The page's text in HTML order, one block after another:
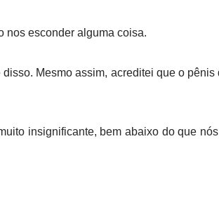
nos esconder alguma coisa.
Mesmo assim, acreditei que o pênis
insignificante, bem abaixo do que